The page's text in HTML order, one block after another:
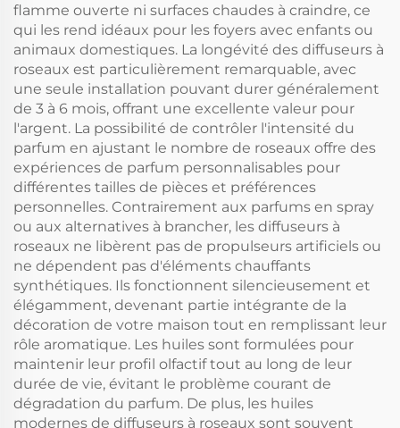
flamme ouverte ni surfaces chaudes à craindre, ce
qui les rend idéaux pour les foyers avec enfants ou
animaux domestiques. La longévité des diffuseurs à
roseaux est particulièrement remarquable, avec
une seule installation pouvant durer généralement
de 3 à 6 mois, offrant une excellente valeur pour
l'argent. La possibilité de contrôler l'intensité du
parfum en ajustant le nombre de roseaux offre des
expériences de parfum personnalisables pour
différentes tailles de pièces et préférences
personnelles. Contrairement aux parfums en spray
ou aux alternatives à brancher, les diffuseurs à
roseaux ne libèrent pas de propulseurs artificiels ou
ne dépendent pas d'éléments chauffants
synthétiques. Ils fonctionnent silencieusement et
élégamment, devenant partie intégrante de la
décoration de votre maison tout en remplissant leur
rôle aromatique. Les huiles sont formulées pour
maintenir leur profil olfactif tout au long de leur
durée de vie, évitant le problème courant de
dégradation du parfum. De plus, les huiles
modernes de diffuseurs à roseaux sont souvent